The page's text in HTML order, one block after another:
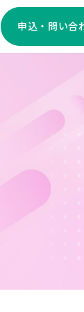
申込・問い合